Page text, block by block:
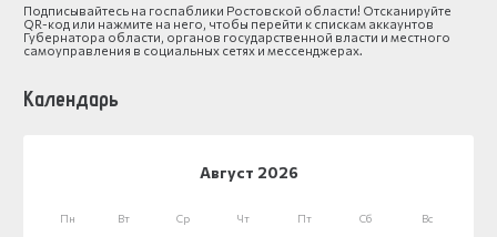
Подписывайтесь на госпаблики Ростовской области! Отсканируйте
QR-код или нажмите на него, чтобы перейти к спискам аккаунтов
Губернатора области, органов государственной власти и местного
самоуправления в социальных сетях и мессенджерах.
Календарь
Август 2026
Пн Вт Ср Чт Пт Сб Вс